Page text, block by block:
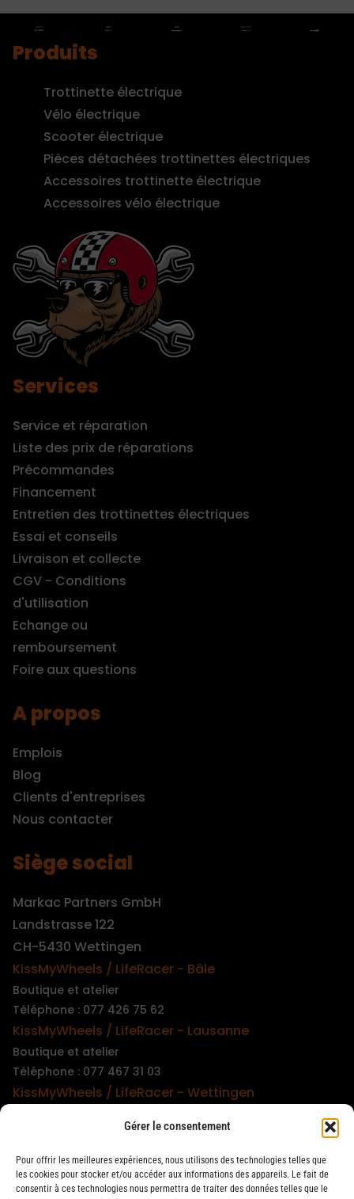
Gérer le consentement
Pour offrir les meilleures expériences, nous utilisons des technologies telles que
les cookies pour stocker et/ou accéder aux informations des appareils. Le fait de
consentir à ces technologies nous permettra de traiter des données telles que le
Produits
Trottinette électrique
Vélo électrique
Scooter électrique
Pièces détachées trottinettes électriques
Accessoires trottinette électrique
Accessoires vélo électrique
Services
Service et réparation
Liste des prix de réparations
Précommandes
Financement
Entretien des trottinettes électriques
Essai et conseils
Livraison et collecte
CGV - Conditions
d'utilisation
Echange ou
remboursement
Foire aux questions
A propos
Emplois
Blog
Clients d'entreprises
Nous contacter
Siège social
Markac Partners GmbH
Landstrasse 122
CH-5430 Wettingen
KissMyWheels / LifeRacer - Bâle
Boutique et atelier
Téléphone : 077 426 75 62
KissMyWheels / LifeRacer - Lausanne
Boutique et atelier
Téléphone : 077 467 31 03
KissMyWheels / LifeRacer - Wettingen
Téléphone : 079 747 00 36
KissMyWheels / LifeRacer - Zürich Unterstrass
Boutique et atelier
Téléphone : 078 261 06 40